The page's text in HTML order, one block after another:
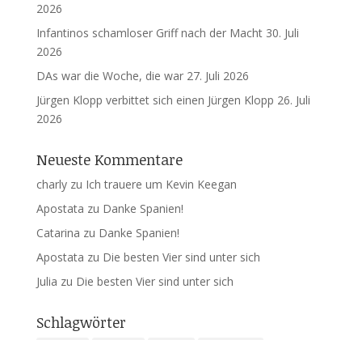
2026
Infantinos schamloser Griff nach der Macht 30. Juli
2026
DAs war die Woche, die war 27. Juli 2026
Jürgen Klopp verbittet sich einen Jürgen Klopp 26. Juli
2026
Neueste Kommentare
charlyzu Ich trauere um Kevin Keegan
Apostata zu Danke Spanien!
Catarina zu Danke Spanien!
Apostata zu Die besten Vier sind unter sich
Julia zu Die besten Vier sind unter sich
Schlagwörter